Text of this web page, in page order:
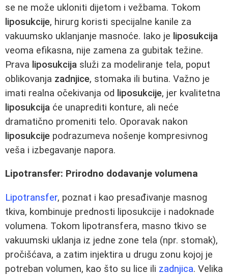
se ne može ukloniti dijetom i vežbama. Tokom
liposukcije, hirurg koristi specijalne kanile za
vakuumsko uklanjanje masnoće. Iako je liposukcija
veoma efikasna, nije zamena za gubitak težine.
Prava liposukcija služi za modeliranje tela, poput
oblikovanja zadnjice, stomaka ili butina. Važno je
imati realna očekivanja od liposukcije, jer kvalitetna
liposukcija će unaprediti konture, ali neće
dramatično promeniti telo. Oporavak nakon
liposukcije podrazumeva nošenje kompresivnog
veša i izbegavanje napora.
Lipotransfer: Prirodno dodavanje volumena
Lipotransfer, poznat i kao presađivanje masnog
tkiva, kombinuje prednosti liposukcije i nadoknade
volumena. Tokom lipotransfera, masno tkivo se
vakuumski uklanja iz jedne zone tela (npr. stomak),
pročišćava, a zatim injektira u drugu zonu kojoj je
potreban volumen, kao što su lice ili zadnjica. Velika